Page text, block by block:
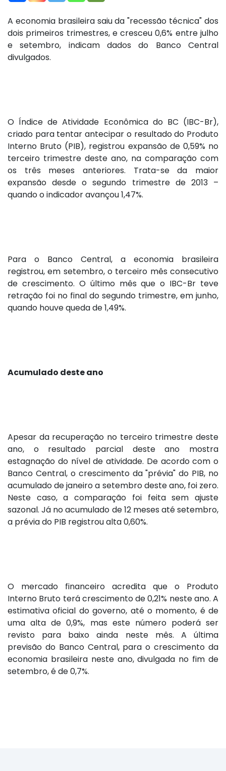
A economia brasileira saiu da "recessão técnica" dos
dois primeiros trimestres, e cresceu 0,6% entre julho
e setembro, indicam dados do Banco Central
divulgados.
O Índice de Atividade Econômica do BC (IBC-Br),
criado para tentar antecipar o resultado do Produto
Interno Bruto (PIB), registrou expansão de 0,59% no
terceiro trimestre deste ano, na comparação com
os três meses anteriores. Trata-se da maior
expansão desde o segundo trimestre de 2013 –
quando o indicador avançou 1,47%.
Para o Banco Central, a economia brasileira
registrou, em setembro, o terceiro mês consecutivo
de crescimento. O último mês que o IBC-Br teve
retração foi no final do segundo trimestre, em junho,
quando houve queda de 1,49%.
Acumulado deste ano
Apesar da recuperação no terceiro trimestre deste
ano, o resultado parcial deste ano mostra
estagnação do nível de atividade. De acordo com o
Banco Central, o crescimento da "prévia" do PIB, no
acumulado de janeiro a setembro deste ano, foi zero.
Neste caso, a comparação foi feita sem ajuste
sazonal. Já no acumulado de 12 meses até setembro,
a prévia do PIB registrou alta 0,60%.
O mercado financeiro acredita que o Produto
Interno Bruto terá crescimento de 0,21% neste ano. A
estimativa oficial do governo, até o momento, é de
uma alta de 0,9%, mas este número poderá ser
revisto para baixo ainda neste mês. A última
previsão do Banco Central, para o crescimento da
economia brasileira neste ano, divulgada no fim de
setembro, é de 0,7%.